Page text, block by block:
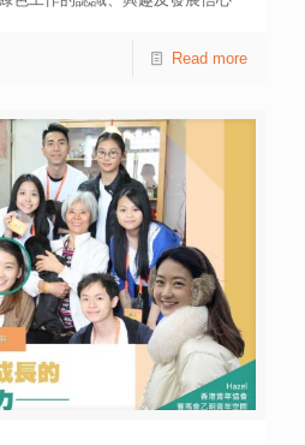
作感興趣，卻未必會投身，主因是
持續發展目標（83.8%）、可應
及有助促進本港經濟增長
不少受訪個案表示選擇從事綠色
，並對環境有正面影響。 綜合
問結果，他們從自身經驗整合面
化大，需要持續學習及掌握情
及措施配套不足，欠缺資源支持
續；社會氛圍不足，未能全面理
難度。 上述研究以實地意見調
至13日期間，訪問了526名18至
年，以及15名從事綠色工作的年輕
現，接近八成（79.3%）受訪青年
生代更多就業機會，但近九成
Read more